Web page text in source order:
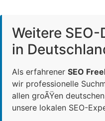
Weitere
in
Als erfahrener SEO
wir professionelle
allen groÃŸen
unsere lokalen SEO-